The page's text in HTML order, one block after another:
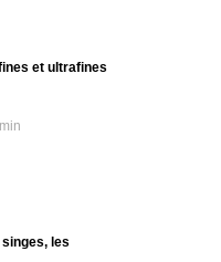
et ultrafines
les